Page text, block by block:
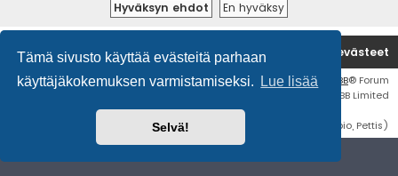
Tämä sivusto käyttää evästeitä parhaan
käyttäjäkokemuksen varmistamiseksi.
Lue lisää
Selvä!
Etusivu Poista evästeet
Flat Style byIan Bradley• Keskustelufoorumin ohjelmisto phpBB® Forum
Software © phpBB Limited
Käännös: phpBB Suomi (lurttinen, harritapio, Pettis)